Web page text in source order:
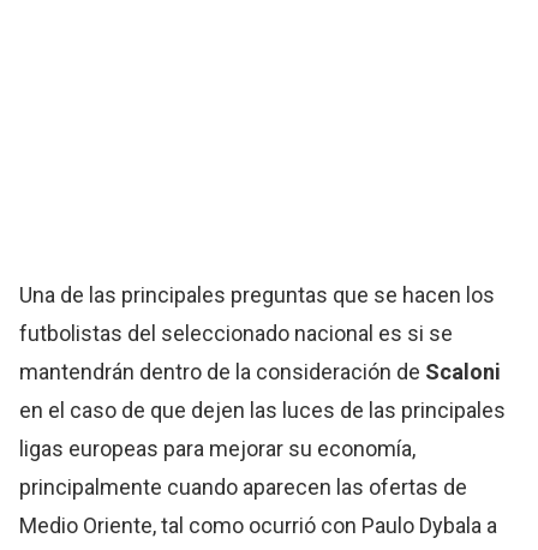
Una de las principales preguntas que se hacen los
futbolistas del seleccionado nacional es si se
mantendrán dentro de la consideración de Scaloni
en el caso de que dejen las luces de las principales
ligas europeas para mejorar su economía,
principalmente cuando aparecen las ofertas de
Medio Oriente, tal como ocurrió con Paulo Dybala a